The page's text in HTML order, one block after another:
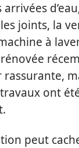
joints, la
à
rassurante,
ont
peut